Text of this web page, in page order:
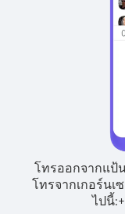
โทรออกจากแป้
โทรจากเกอร์นเ
ไปนี้:+